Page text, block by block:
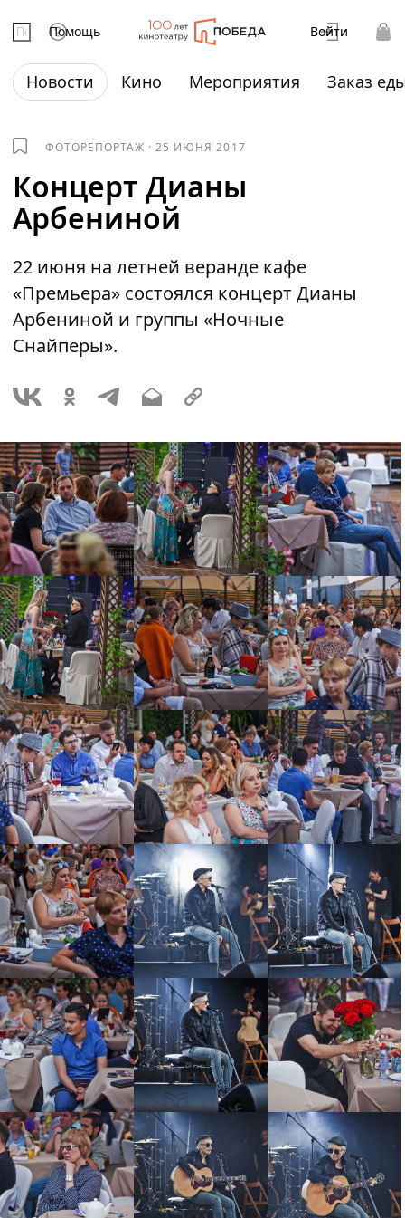
Помощь Войти
Новости Кино Мероприятия Заказ
ФОТОРЕПОРТАЖ ·25 ИЮНЯ 2017
Концерт Дианы
Арбениной
22 июня на летней веранде кафе
«Премьера» состоялся концерт Дианы
Арбениной и группы «Ночные
Снайперы».